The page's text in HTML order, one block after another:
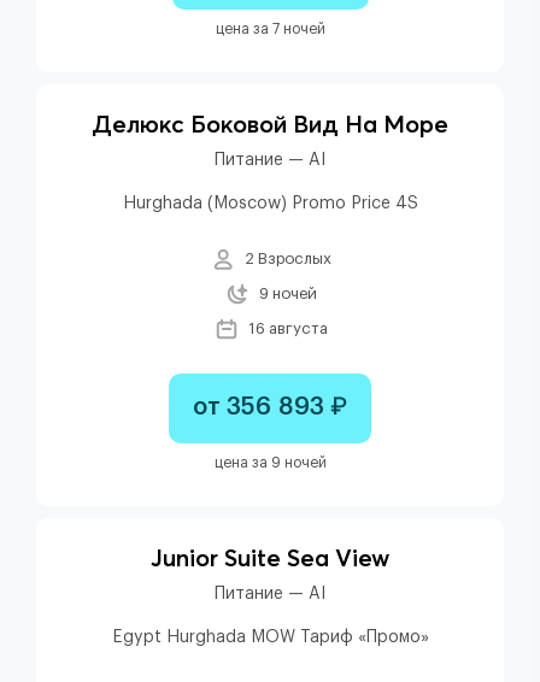
цена за 7 ночей
Делюкс Боковой Вид На Море
Питание — AI
Hurghada (Moscow) Promo Price 4S
2 Взрослых
9 ночей
16 августа
от 356 893 ₽
цена за 9 ночей
Junior Suite Sea View
Питание — AI
Egypt Hurghada MOW Тариф «Промо»